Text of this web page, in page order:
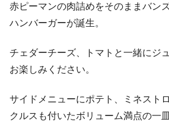
赤ピーマンの肉詰めをそのままバン
ハンバーガーが誕生。
チェダーチーズ、トマトと一緒にジ
お楽しみください。
サイドメニューにポテト、ミネスト
クルスも付いたボリューム満点の一皿